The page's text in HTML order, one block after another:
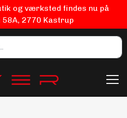
og værksted findes nu på
58A, 2770 Kastrup